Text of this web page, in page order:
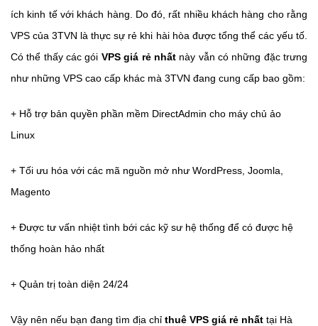
ích kinh tế với khách hàng. Do đó, rất nhiều khách hàng cho rằng
VPS của 3TVN là thực sự rẻ khi hài hòa được tổng thể các yếu tố.
Có thể thấy các gói VPS giá rẻ nhấtnày vẫn có những đặc trưng
như những VPS cao cấp khác mà 3TVN đang cung cấp bao gồm:
+ Hỗ trợ bản quyền phần mềm DirectAdmin cho máy chủ ảo
Linux
+ Tối ưu hóa với các mã nguồn mở như WordPress, Joomla,
Magento
+ Được tư vấn nhiệt tình bới các kỹ sư hệ thống để có được hệ
thống hoàn hảo nhất
+ Quản trị toàn diện 24/24
Vậy nên nếu bạn đang tìm địa chỉ thuê VPS giá rẻ nhất tại Hà